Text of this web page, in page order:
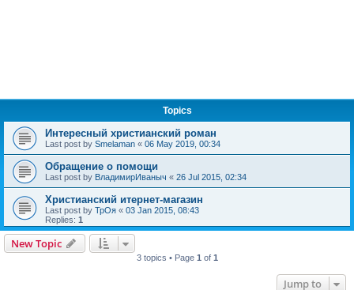
Topics
Интересный христианский роман
Last post by Smelaman « 06 May 2019, 00:34
Обращение о помощи
Last post by ВладимирИваныч « 26 Jul 2015, 02:34
Христианский итернет-магазин
Last post by ТрОя « 03 Jan 2015, 08:43
Replies: 1
New Topic
3 topics • Page 1 of 1
Jump to